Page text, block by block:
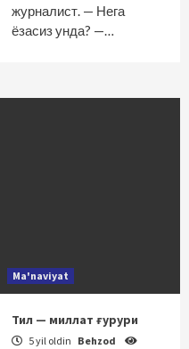
журналист. — Нега
ёзасиз унда? —…
Ma'naviyat
Тил — миллат ғурури
5 yil oldin Behzod